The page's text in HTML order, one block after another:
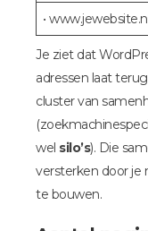
•
Je ziet dat
adressen laat
cluster van
wel silo’s). Die
versterken door je
te bouwen.